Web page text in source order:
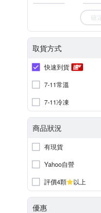
確定
取貨方式
快速到貨
7-11常溫
7-11冷凍
商品狀況
有現貨
Yahoo自營
評價4顆
以上
優惠